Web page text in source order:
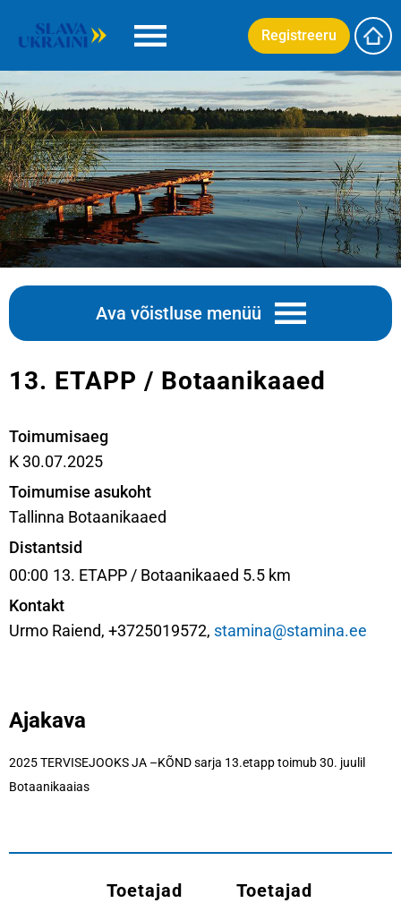
Registreeru
Ava võistluse menüü
13. ETAPP / Botaanikaaed
Toimumisaeg
K 30.07.2025
Toimumise asukoht
Tallinna Botaanikaaed
Distantsid
00:00 13. ETAPP / Botaanikaaed 5.5 km
Kontakt
Urmo Raiend, +3725019572, stamina@stamina.ee
Ajakava
2025 TERVISEJOOKS JA –KÕND sarja 13.etapp toimub 30. juulil
Botaanikaaias
Toetajad Toetajad